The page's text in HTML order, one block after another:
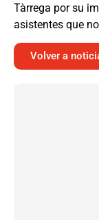
Tàrrega por su
asistentes que
Volver a